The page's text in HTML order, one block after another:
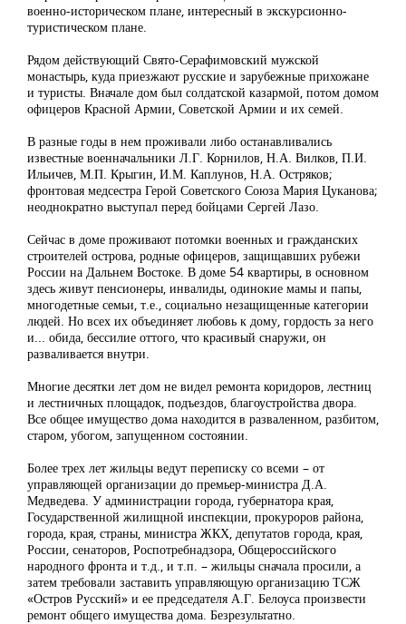
военно-историческом плане, интересный в экскурсионно-
туристическом плане.
Рядом действующий Свято-Серафимовский мужской
монастырь, куда приезжают русские и зарубежные прихожане
и туристы. Вначале дом был солдатской казармой, потом домом
офицеров Красной Армии, Советской Армии и их семей.
В разные годы в нем проживали либо останавливались
известные военначальники Л.Г. Корнилов, Н.А. Вилков, П.И.
Ильичев, М.П. Крыгин, И.М. Каплунов, Н.А. Остряков;
фронтовая медсестра Герой Советского Союза Мария Цуканова;
неоднократно выступал перед бойцами Сергей Лазо.
Сейчас в доме проживают потомки военных и гражданских
строителей острова, родные офицеров, защищавших рубежи
России на Дальнем Востоке. В доме 54 квартиры, в основном
здесь живут пенсионеры, инвалиды, одинокие мамы и папы,
многодетные семьи, т.е., социально незащищенные категории
людей. Но всех их объединяет любовь к дому, гордость за него
и... обида, бессилие оттого, что красивый снаружи, он
разваливается внутри.
Многие десятки лет дом не видел ремонта коридоров, лестниц
и лестничных площадок, подъездов, благоустройства двора.
Все общее имущество дома находится в разваленном, разбитом,
старом, убогом, запущенном состоянии.
Более трех лет жильцы ведут переписку со всеми – от
управляющей организации до премьер-министра Д.А.
Медведева. У администрации города, губернатора края,
Государственной жилищной инспекции, прокуроров района,
города, края, страны, министра ЖКХ, депутатов города, края,
России, сенаторов, Роспотребнадзора, Общероссийского
народного фронта и т.д., и т.п. – жильцы сначала просили, а
затем требовали заставить управляющую организацию ТСЖ
«Остров Русский» и ее председателя А.Г. Белоуса произвести
ремонт общего имущества дома. Безрезультатно.